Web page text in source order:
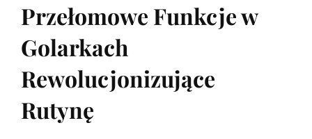
Przełomowe Funkcje w
Golarkach
Rewolucjonizujące
Rutynę